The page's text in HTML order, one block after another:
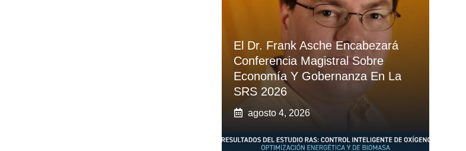
El Dr. Frank Asche Encabezará
Conferencia Magistral Sobre
Economía Y Gobernanza En La
SRS 2026
agosto 4, 2026